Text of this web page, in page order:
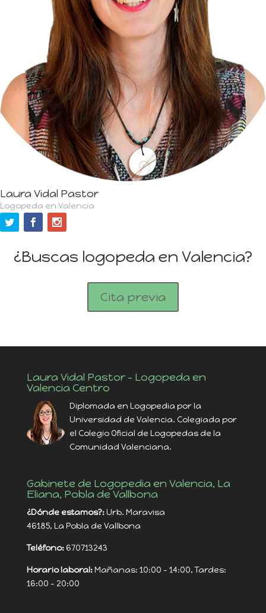
Laura Vidal Pastor
Logopeda en Valencia
¿Buscas logopeda en Valencia?
Cita previa
Laura Vidal Pastor – Logopeda en
Valencia Centro
Diplomada en Logopedia por la
Universidad de Valencia. Colegiada por
el Colegio Oficial de Logopedas de la
Comunidad Valenciana.
Gabinete de Logopedia en Valencia, La
Eliana, Pobla de Vallbona
¿Dónde estamos?:Urb. Maravisa
46185, La Pobla de Vallbona
Teléfono:670713243
Horario laboral:Mañanas: 10:00 - 14:00, Tardes:
16:00 - 20:00